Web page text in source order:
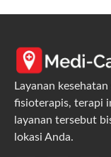
Layanan
fisioterapis, terapi
layanan tersebut
lokasi Anda.